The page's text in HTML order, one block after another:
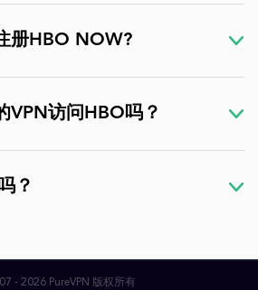
册HBO NOW?
VPN访问HBO吗？
？
- 2026 PureVPN 版权所有